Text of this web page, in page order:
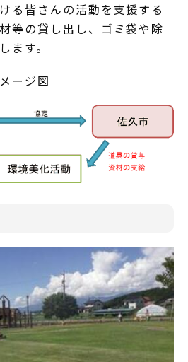
る皆さんの活動を支援する
等の貸し出し、ゴミ袋や除
ます。
ージ図